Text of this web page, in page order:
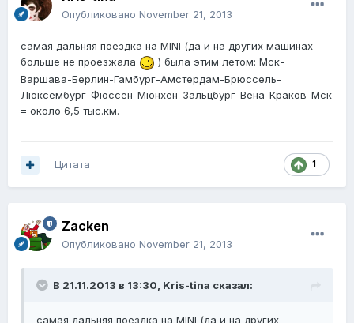
Опубликовано November 21, 2013
самая дальняя поездка на MINI (да и на других машинах
больше не проезжала
) была этим летом: Мск-
Варшава-Берлин-Гамбург-Амстердам-Брюссель-
Люксембург-Фюссен-Мюнхен-Зальцбург-Вена-Краков-Мск
= около 6,5 тыс.км.
1
Цитата
Zacken
Опубликовано November 21, 2013
В 21.11.2013 в 13:30, Kris-tina сказал:
самая дальняя поездка на MINI (да и на других